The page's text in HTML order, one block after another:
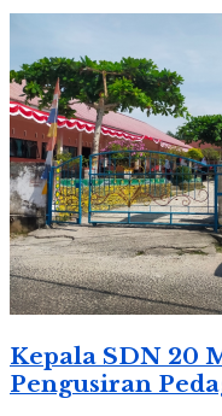
Kepala SDN 20
Pengusiran